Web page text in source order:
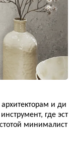
архитекторам и ди
где эст
минималист